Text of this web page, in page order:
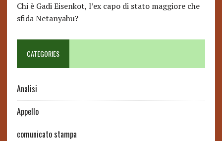
Chi è Gadi Eisenkot, l’ex capo di stato maggiore che
sfida Netanyahu?
CATEGORIES
Analisi
Appello
comunicato stampa